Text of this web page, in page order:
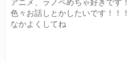
アニメ、ラノベめちゃ好きです！
色々お話しとかしたいです！！！
なかよくしてね